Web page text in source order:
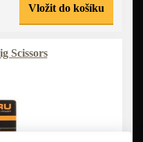
Vložit do košíku
Scissors